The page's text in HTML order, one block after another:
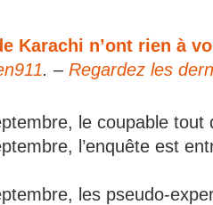
Karachi n’ont rien à
. –Regardez les
le coupable tout
l’enquête est
les pseudo-